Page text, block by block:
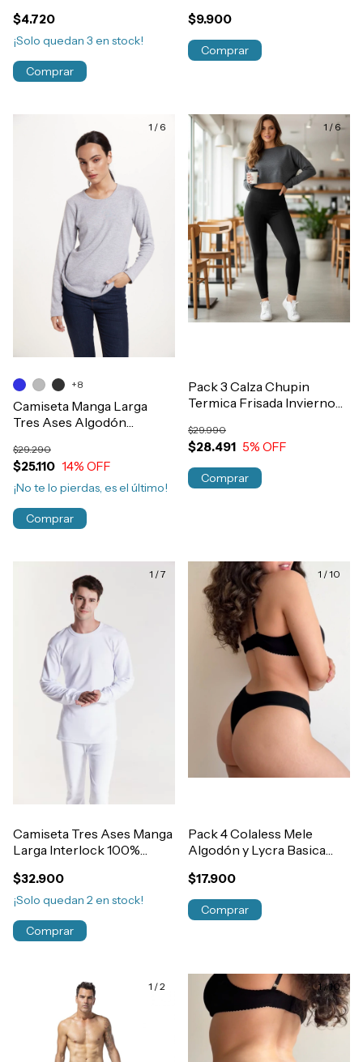
$4.720
¡Solo quedan 3 en stock!
Comprar
481
$9.900
Comprar
1 / 6
Camiseta Manga Larga
Tres Ases Algodón
$25.110
$29.290
14% OFF
¡No te lo pierdas, es el último!
+8
Comprar
1 / 6
Pack 3 Calza Chupin
Termica Frisada Invierno
Art.2912
$28.491
$29.990
5% OFF
Comprar
1 /7
Camiseta Tres Ases Manga
Larga Interlock 100%
$32.900
¡Solo quedan 2en stock!
Comprar
1 /10
Pack 4 Colaless Mele
Algodón y Lycra Basica
$17.900
Comprar
1 /2 1/10